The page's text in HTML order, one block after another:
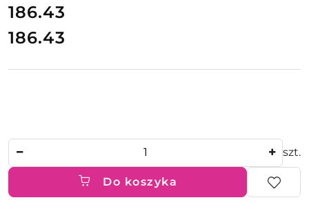
cena:
186.43
Cena:
186.43
szt.
Do koszyka